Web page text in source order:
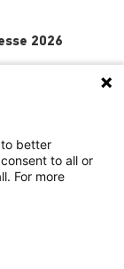
2026
2026
better
to all or
For more